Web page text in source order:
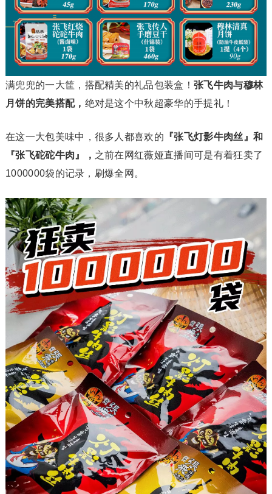
满兜兜的一大筐，搭配精美的礼品包装盒！张飞牛肉与穆林
月饼的完美搭配， 绝对是这个中秋超豪华的手提礼！
在这一大包美味中，很多人都喜欢的 『张飞灯影牛肉丝』和
『张飞砣砣牛肉』， 之前在网红薇娅直播间可是有着狂卖了
1000000袋的记录，刷爆全网。